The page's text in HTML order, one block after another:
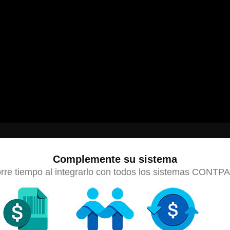
Complemente su sistema
tiempo al integrarlo con todos los sistemas